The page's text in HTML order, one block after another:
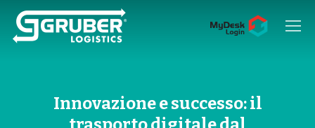
Innovazione e successo: il